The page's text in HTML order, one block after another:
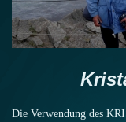
Die Verwendung des